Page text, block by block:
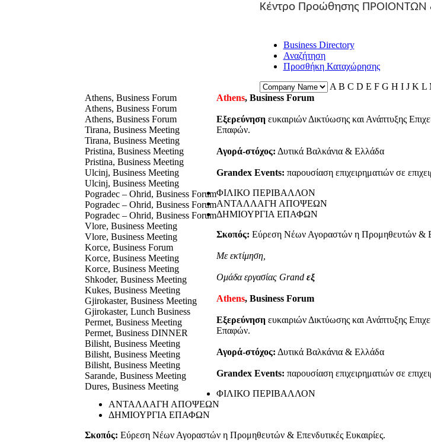
Κέντρο Προώθησης ΠΡΟΙΟΝΤΩΝ
Business Directory
Αναζήτηση
Προσθήκη Καταχώρησης
A B C D E F G H I J K L
Athens, Business Forum
Athens, Business Forum
Athens, Business Forum
Tirana, Business Meeting
Tirana, Business Meeting
Pristina, Business Meeting
Pristina, Business Meeting
Ulcinj, Business Meeting
Ulcinj, Business Meeting
Pogradec – Ohrid, Business Forum
Pogradec – Ohrid, Business Forum
Pogradec – Ohrid, Business Forum
Vlore, Business Meeting
Vlore, Business Meeting
Korce, Business Forum
Korce, Business Meeting
Korce, Business Meeting
Shkoder, Business Meeting
Kukes, Business Meeting
Gjirokaster, Business Meeting
Gjirokaster, Lunch Business
Permet, Business Meeting
Permet, Business DINNER
Bilisht, Business Meeting
Bilisht, Business Meeting
Bilisht, Business Meeting
Sarande, Business Meeting
Dures, Business Meeting
Athens, Business Forum
Εξερεύνησηευκαιριών Δικτύωσης και Ανάπτυξης
Επαφών.
Αγορά-στόχος: Δυτικά Βαλκάνια & Ελλάδα
Grandex Events: παρουσίαση επιχειρηματιών σε
ΦΙΛΙΚΟ ΠΕΡΙΒΑΛΛΟΝ
ΑΝΤΑΛΛΑΓΗ ΑΠΟΨΕΩΝ
ΔΗΜΙΟΥΡΓΙΑ ΕΠΑΦΩΝ
Σκοπός: Εύρεση Νέων Αγοραστών η Προμηθευτών &
Με εκτίμηση,
Ομάδα εργασίας Grand εξ
Athens, Business Forum
Εξερεύνησηευκαιριών Δικτύωσης και Ανάπτυξης
Επαφών.
Αγορά-στόχος: Δυτικά Βαλκάνια & Ελλάδα
Grandex Events: παρουσίαση επιχειρηματιών σε
ΦΙΛΙΚΟ ΠΕΡΙΒΑΛΛΟΝ
ΑΝΤΑΛΛΑΓΗ ΑΠΟΨΕΩΝ
ΔΗΜΙΟΥΡΓΙΑ ΕΠΑΦΩΝ
Σκοπός: Εύρεση Νέων Αγοραστών η Προμηθευτών & Επενδυτικές Ευκαιρίες.